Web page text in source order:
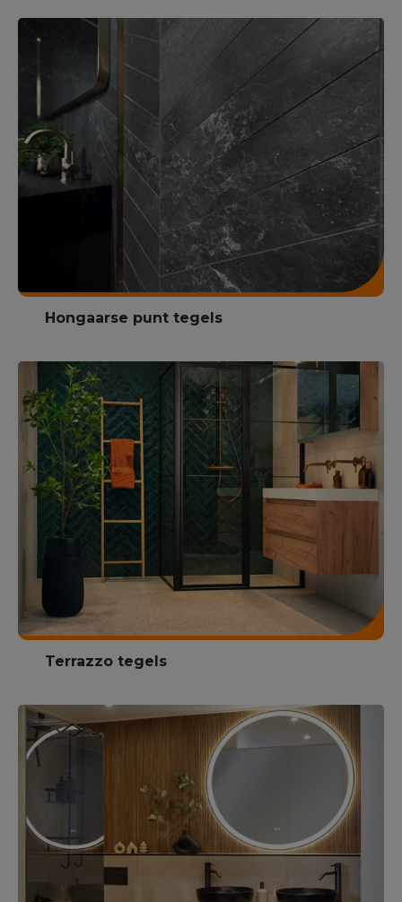
Hongaarse punt tegels
Terrazzo tegels